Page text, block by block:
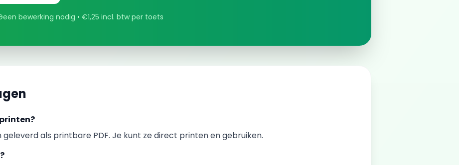
bewerking nodig • €1,25 incl. btw per toets
printen?
als printbare PDF. Je kunt ze direct printen en gebruiken.